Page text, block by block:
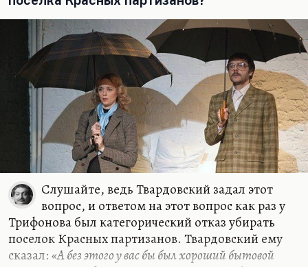
его…
Слушайте, ведь Твардовский задал этот
вопрос, и ответом на этот вопрос как раз у
Трифонова был категорический отказ убирать
поселок Красных партизанов. Твардовский ему
сказал:«А без этого у вас бы был хороший бытовой